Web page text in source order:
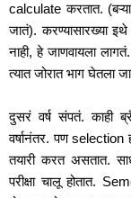
calculate करतात.
जातं). करण्यासारख्या
नाही, हे जाणवायला
त्यात जोरात भाग घेतला
दुसरं वर्ष संपतं. काही
वर्षानंतर. पण selection
तयारी करत असतात.
परीक्षा चालू होतात.